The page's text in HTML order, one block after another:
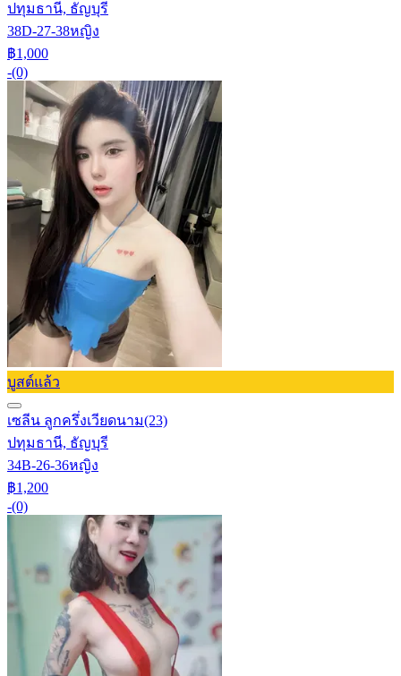
ปทุมธานี, ธัญบุรี
38D-27-38หญิง
฿1,000
-(0)
บูสต์แล้ว
เซลีน ลูกครึ่งเวียดนาม(23)
ปทุมธานี, ธัญบุรี
34B-26-36หญิง
฿1,200
-(0)